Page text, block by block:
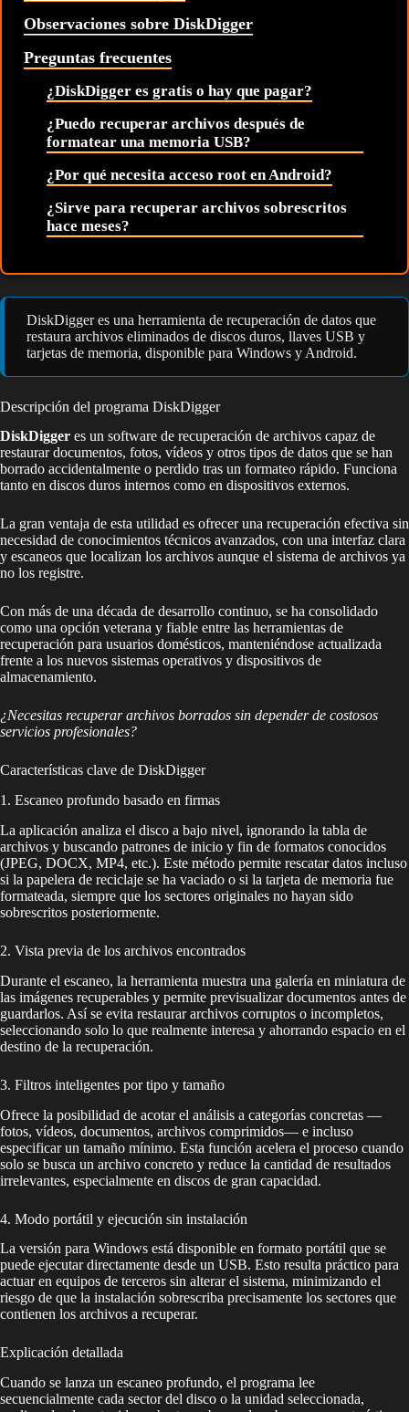
Observaciones sobre DiskDigger
Preguntas frecuentes
¿DiskDigger es gratis o hay que pagar?
¿Puedo recuperar archivos después de
formatear una memoria USB?
¿Por qué necesita acceso root en Android?
¿Sirve para recuperar archivos sobrescritos
hace meses?
DiskDigger es una herramienta de recuperación de datos que
restaura archivos eliminados de discos duros, llaves USB y
tarjetas de memoria, disponible para Windows y Android.
Descripción del programa DiskDigger
DiskDigger es un software de recuperación de archivos capaz de
restaurar documentos, fotos, vídeos y otros tipos de datos que se han
borrado accidentalmente o perdido tras un formateo rápido. Funciona
tanto en discos duros internos como en dispositivos externos.
La gran ventaja de esta utilidad es ofrecer una recuperación efectiva sin
necesidad de conocimientos técnicos avanzados, con una interfaz clara
y escaneos que localizan los archivos aunque el sistema de archivos ya
no los registre.
Con más de una década de desarrollo continuo, se ha consolidado
como una opción veterana y fiable entre las herramientas de
recuperación para usuarios domésticos, manteniéndose actualizada
frente a los nuevos sistemas operativos y dispositivos de
almacenamiento.
¿Necesitas recuperar archivos borrados sin depender de costosos
servicios profesionales?
Características clave de DiskDigger
1. Escaneo profundo basado en firmas
La aplicación analiza el disco a bajo nivel, ignorando la tabla de
archivos y buscando patrones de inicio y fin de formatos conocidos
(JPEG, DOCX, MP4, etc.). Este método permite rescatar datos incluso
si la papelera de reciclaje se ha vaciado o si la tarjeta de memoria fue
formateada, siempre que los sectores originales no hayan sido
sobrescritos posteriormente.
2. Vista previa de los archivos encontrados
Durante el escaneo, la herramienta muestra una galería en miniatura de
las imágenes recuperables y permite previsualizar documentos antes de
guardarlos. Así se evita restaurar archivos corruptos o incompletos,
seleccionando solo lo que realmente interesa y ahorrando espacio en el
destino de la recuperación.
3. Filtros inteligentes por tipo y tamaño
Ofrece la posibilidad de acotar el análisis a categorías concretas —
fotos, vídeos, documentos, archivos comprimidos— e incluso
especificar un tamaño mínimo. Esta función acelera el proceso cuando
solo se busca un archivo concreto y reduce la cantidad de resultados
irrelevantes, especialmente en discos de gran capacidad.
4. Modo portátil y ejecución sin instalación
La versión para Windows está disponible en formato portátil que se
puede ejecutar directamente desde un USB. Esto resulta práctico para
actuar en equipos de terceros sin alterar el sistema, minimizando el
riesgo de que la instalación sobrescriba precisamente los sectores que
contienen los archivos a recuperar.
Explicación detallada
Cuando se lanza un escaneo profundo, el programa lee
secuencialmente cada sector del disco o la unidad seleccionada,